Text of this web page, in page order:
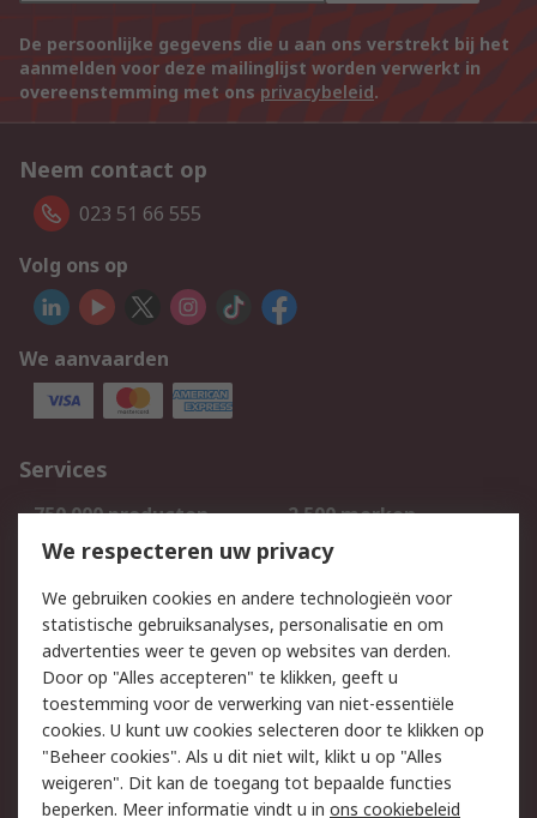
De persoonlijke gegevens die u aan ons verstrekt bij het
aanmelden voor deze mailinglijst worden verwerkt in
overeenstemming met ons privacybeleid.
Neem contact op
023 51 66 555
Volg ons op
We aanvaarden
Services
750.000 producten
2.500 merken
Bestellen
Inkoopoplossingen
Track & Trace
Wettelijk
Cookiebeleid
Email veiligheid
Privacybeleid
Websitevoorwaarden
Algemene
We respecteren uw privacy
We gebruiken cookies en andere technologieën voor
statistische gebruiksanalyses, personalisatie en om
advertenties weer te geven op websites van derden.
Door op "Alles accepteren" te klikken, geeft u
toestemming voor de verwerking van niet-essentiële
cookies. U kunt uw cookies selecteren door te klikken op
"Beheer cookies". Als u dit niet wilt, klikt u op "Alles
weigeren". Dit kan de toegang tot bepaalde functies
beperken. Meer informatie vindt u in ons cookiebeleid